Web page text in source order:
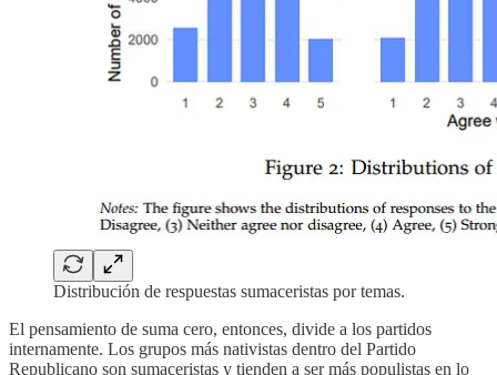
Distribución de respuestas sumaceristas por temas.
El pensamiento de suma cero, entonces, divide a los partidos
internamente. Los grupos más nativistas dentro del Partido
Republicano son sumaceristas y tienden a ser más populistas en lo